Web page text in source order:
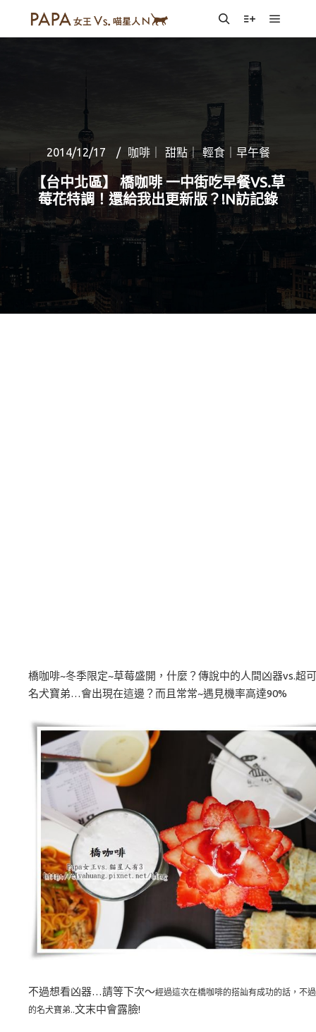
SearchMore info
Main
2014/12/17 咖啡｜ 甜點｜ 輕食｜早午餐
【台中北區】 橋咖啡 一中街吃早餐VS.草
莓花特調！還給我出更新版？!N訪記錄
橋咖啡~冬季限定~草莓盛開，什麼？傳說中的人間凶器vs.超
名犬寶弟…會出現在這邊？而且常常~遇見機率高達90%
不過想看凶器…請等下次～經過這次在橋咖啡的搭訕有成功的話， 不
的名犬寶弟..文末中會露臉!